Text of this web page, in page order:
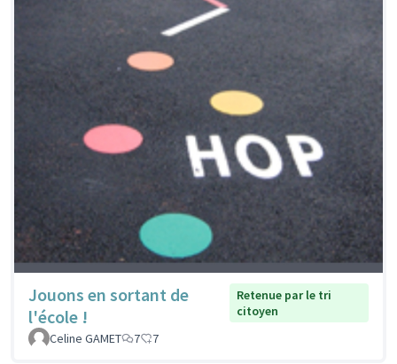
Jouons en sortant de
l'école !
Retenue par le tri
citoyen
Celine GAMET
7 7